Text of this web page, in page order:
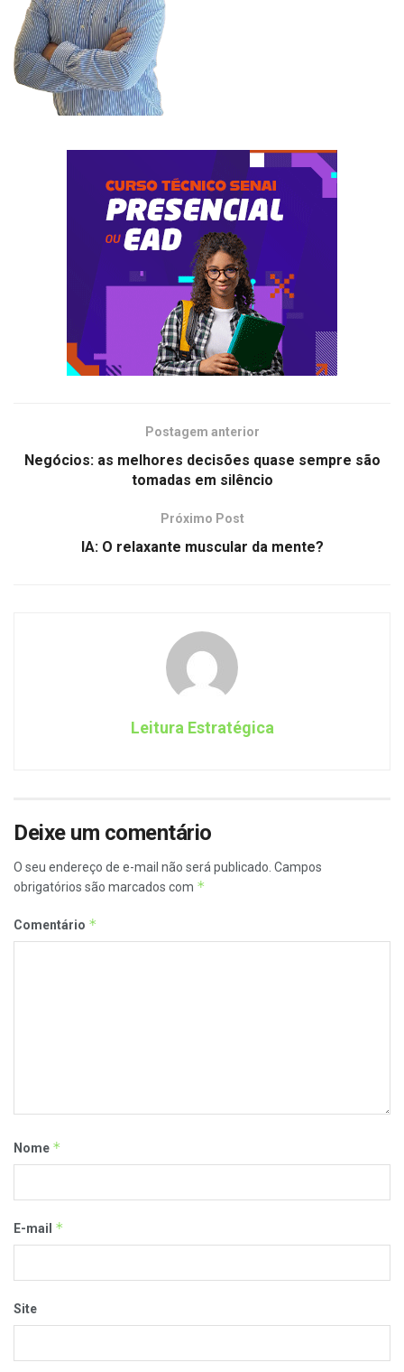
Postagem anterior
Negócios: as melhores decisões quase sempre são
tomadas em silêncio
Próximo Post
IA: O relaxante muscular da mente?
Leitura Estratégica
Deixe um comentário
O seu endereço de e-mail não será publicado. Campos
obrigatórios são marcados com *
Comentário *
Nome *
E-mail *
Site